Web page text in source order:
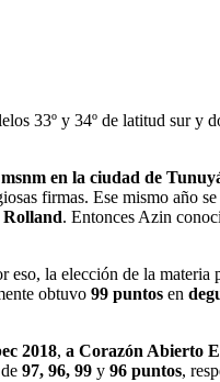
33º y 34º de latitud sur y
en la ciudad de
firmas. Ese mismo año
Rolland. Entonces Azin
eso, la elección de la
obtuvo 99 puntos en
2018, a Corazón Abierto
de 97, 96, 99 y 96 puntos,